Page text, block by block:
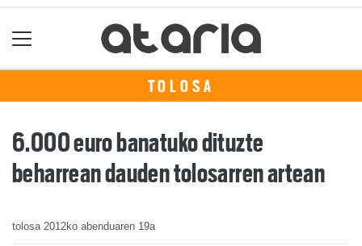
TOLOSA
6.000 euro banatuko dituzte
beharrean dauden tolosarren artean
tolosa 2012ko abenduaren 19a